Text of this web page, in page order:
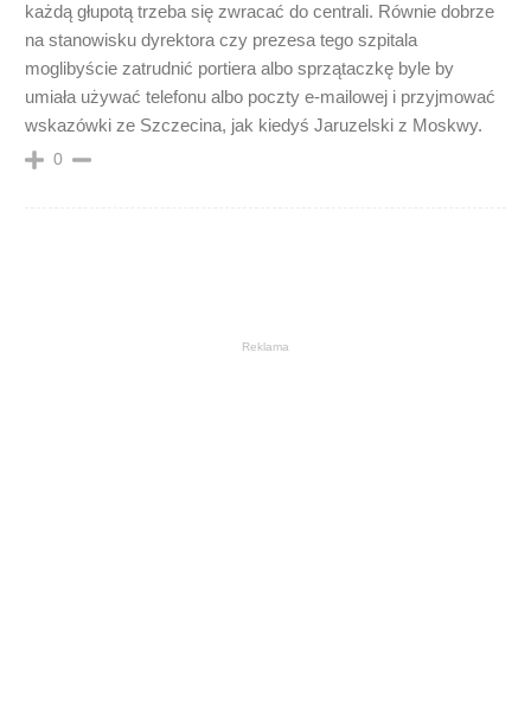
każdą głupotą trzeba się zwracać do centrali. Równie dobrze
na stanowisku dyrektora czy prezesa tego szpitala
moglibyście zatrudnić portiera albo sprzątaczkę byle by
umiała używać telefonu albo poczty e-mailowej i przyjmować
wskazówki ze Szczecina, jak kiedyś Jaruzelski z Moskwy.
0
Reklama